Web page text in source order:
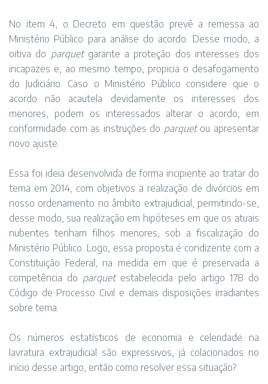
No item 4, o Decreto em questão prevê a remessa ao
Ministério Público para análise do acordo. Desse modo, a
oitiva do parquetgarante a proteção dos interesses dos
incapazes e, ao mesmo tempo, propicia o desafogamento
do Judiciário. Caso o Ministério Público considere que o
acordo não acautela devidamente os interesses dos
menores, podem os interessados alterar o acordo, em
conformidade com as instruções do parquetou apresentar
novo ajuste.
Essa foi ideia desenvolvida de forma incipiente ao tratar do
tema em 2014, com objetivos a realização de divórcios em
nosso ordenamento no âmbito extrajudicial, permitindo-se,
desse modo, sua realização em hipóteses em que os atuais
nubentes tenham filhos menores, sob a fiscalização do
Ministério Público. Logo, essa proposta é condizente com a
Constituição Federal, na medida em que é preservada a
competência do parquetestabelecida pelo artigo 178 do
Código de Processo Civil e demais disposições irradiantes
sobre tema.
Os números estatísticos de economia e celeridade na
lavratura extrajudicial são expressivos, já colacionados no
início desse artigo, então como resolver essa situação?